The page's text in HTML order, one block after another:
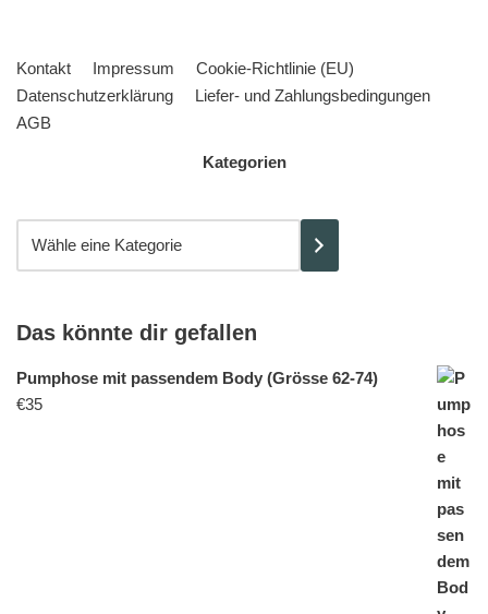
Kontakt Impressum
Cookie-Richtlinie (EU)
Datenschutzerklärung
Liefer- und Zahlungsbedingungen
AGB
Kategorien
Das könnte dir gefallen
Pumphose mit passendem Body (Grösse 62-74)
€35